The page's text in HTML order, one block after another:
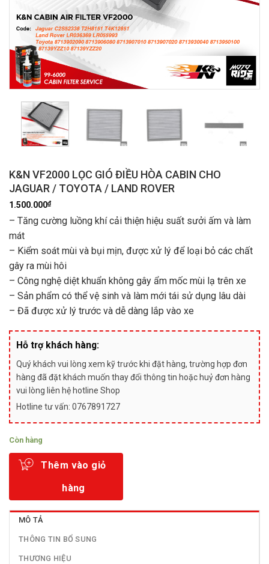
K&N VF2000 LỌC GIÓ ĐIỀU HÒA CABIN CHO
JAGUAR / TOYOTA / LAND ROVER
1.500.000₫
– Tăng cường luồng khí cải thiện hiệu suất sưởi ấm và làm
mát
– Kiểm soát mùi và bụi mịn, được xử lý để loại bỏ các chất
gây ra mùi hôi
– Công nghệ diệt khuẩn không gây ẩm mốc mùi lạ trên xe
– Sản phẩm có thể vệ sinh và làm mới tái sử dụng lâu dài
– Đã được xử lý trước và dễ dàng lắp vào xe
Hỗ trợ khách hàng:
Quý khách vui lòng xem kỹ trước khi đặt hàng, trường hợp đơn
hàng đã đặt khách muốn thay đổi thông tin hoặc huỷ đơn hàng
vui lòng liên hệ hotline Shop
Hotline tư vấn: 0767891727
Còn hàng
Thêm vào giỏ
hàng
MÔ TẢ
THÔNG TIN BỔ SUNG
THƯƠNG HIỆU